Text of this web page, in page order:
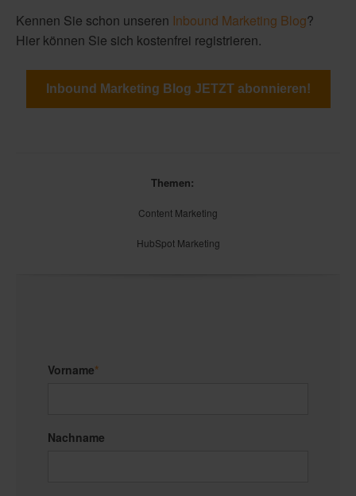
Kennen Sie schon unseren Inbound Marketing Blog?
Hier können Sie sich kostenfrei registrieren.
Inbound Marketing Blog JETZT abonnieren!
Themen:
Content Marketing
HubSpot Marketing
Vorname*
Nachname